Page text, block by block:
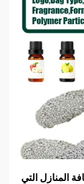
المنازل التي